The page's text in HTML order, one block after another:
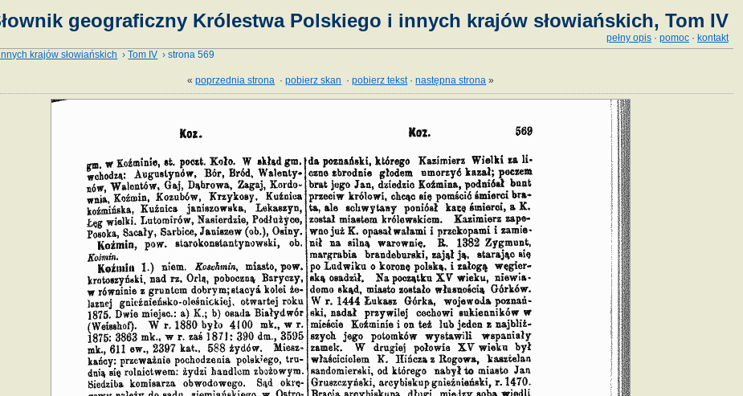
geograficzny Królestwa Polskiego i innych krajów słowiańskich, Tom IV
pełny opis · pomoc · kontakt
krajów słowiańskich ›Tom IV › strona 569
«poprzednia strona ·pobierz skan ·pobierz tekst·następna strona »